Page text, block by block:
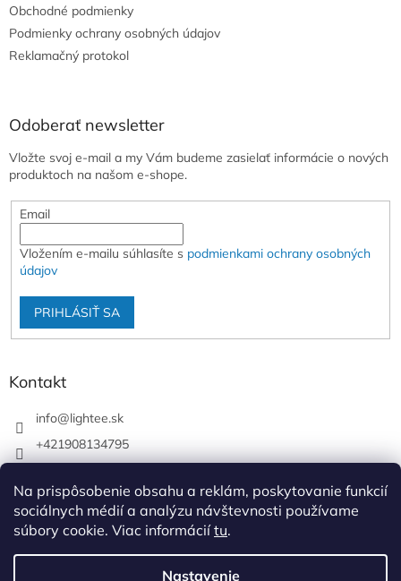
Na prispôsobenie obsahu a reklám, poskytovanie funkcií
sociálnych médií a analýzu návštevnosti používame
súbory cookie. Viac informáciítu.
Nastavenie
Obchodné podmienky
Podmienky ochrany osobných údajov
Reklamačný protokol
Odoberať newsletter
Vložte svoj e-mail a my Vám budeme zasielať informácie o nových
produktoch na našom e-shope.
Email
Vložením e-mailu súhlasíte s podmienkami ochrany osobných
údajov
PRIHLÁSIŤ SA
Kontakt
info@lightee.sk
+421908134795
lightee.sk